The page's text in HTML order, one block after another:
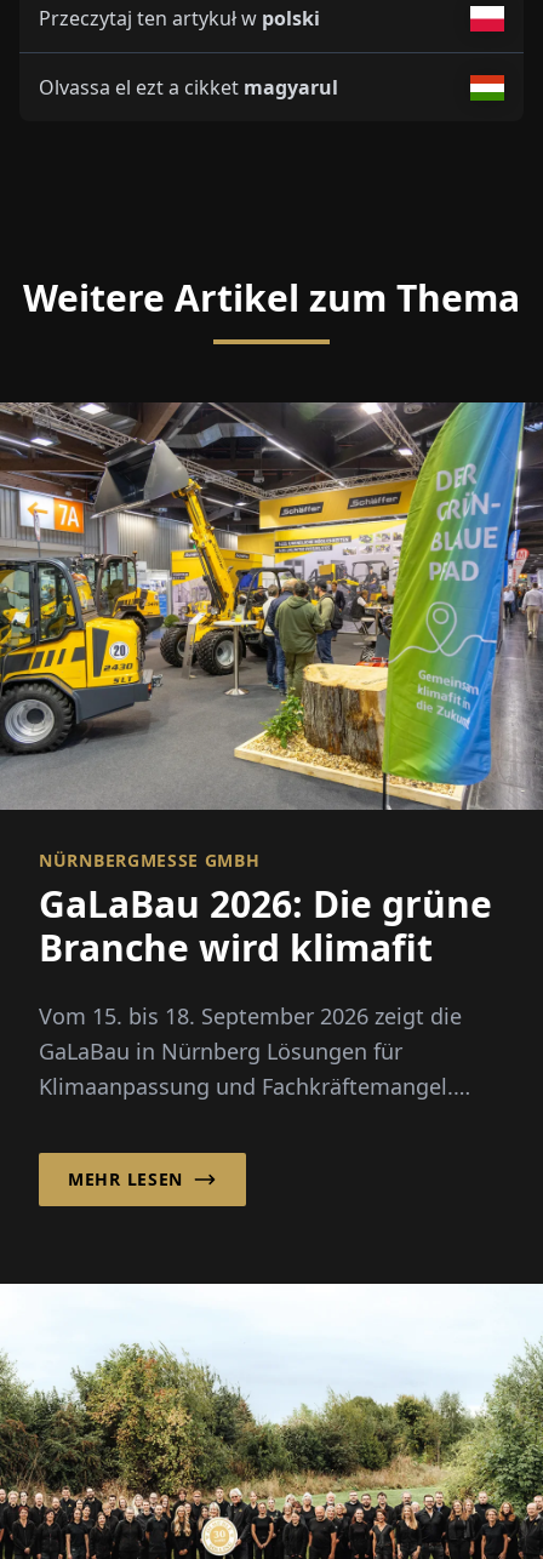
Przeczytaj ten artykuł w polski
Olvassa el ezt a cikket magyarul
Weitere Artikel zum Thema
NÜRNBERGMESSE GMBH
GaLaBau 2026: Die grüne
Branche wird klimafit
Vom 15. bis 18. September 2026 zeigt die
GaLaBau in Nürnberg Lösungen für
Klimaanpassung und Fachkräftemangel.
Digitalisierung und KI.
MEHR LESEN